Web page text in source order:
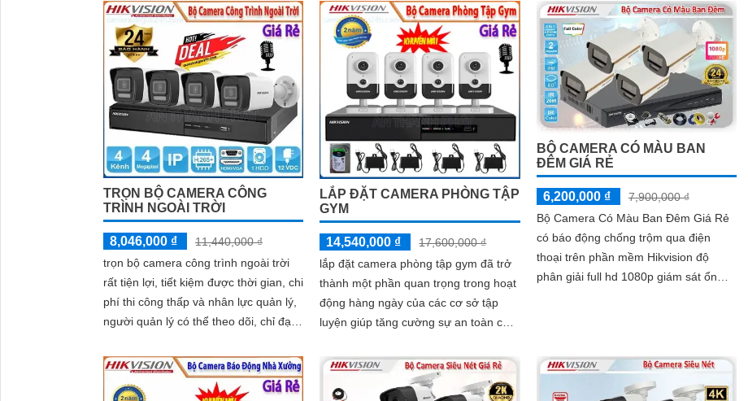
sẽ được tư vấn cụ thể về sản phẩm phù hợp với nhu cầu của mình.
Kết luận
Camera Hikvision không chỉ mang đến sự an toàn và bảo vệ cho ngôi nhà hoặc doanh nghiệp của bạn, mà còn là lựa chọn
lượng sắc nét. Hãy đầu tư vào an ninh và yên tâm hơn với Camera Hikvision!
Hy vọng rằng bài viết giới thiệu trên sẽ giúp bạn thu hút được khách hàng quan tâm đến sản phẩm Camera Hikvision giá rẻ
TRỌN BỘ CAMERA CÔNG
TRÌNH NGOÀI TRỜI
8,046,000 ₫
11,440,000 ₫
trọn bộ camera công trình ngoài trời
rất tiện lợi, tiết kiệm được thời gian, chi
phí thi công thấp và nhân lực quản lý,
người quản lý có thể theo dõi, chỉ đạo
cả khi không có ở đó.
LẮP ĐẶT CAMERA PHÒNG TẬP
GYM
14,540,000 ₫
17,600,000 ₫
lắp đặt camera phòng tập gym đã trở
thành một phần quan trọng trong hoạt
động hàng ngày của các cơ sở tập
luyện giúp tăng cường sự an toàn cho
BỘ CAMERA CÓ MÀU BAN
ĐÊM GIÁ RẺ
6,200,000 ₫
7,900,000 ₫
Bộ Camera Có Màu Ban Đêm Giá Rẻ
có báo động chống trộm qua điện
thoại trên phần mềm Hikvision độ
phân giải full hd 1080p giám sát ổn